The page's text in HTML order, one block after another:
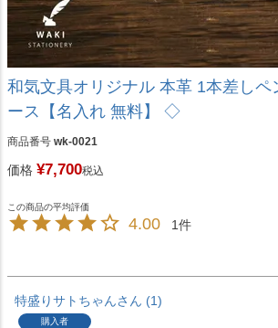
和気文具オリジナル 本革 1本差しペ
ース【名入れ 無料】 ◇
商品番号 wk-0021
価格 ¥7,700税込
4.00 1
特盛りサトちゃん 1
購入者